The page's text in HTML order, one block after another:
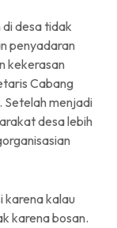
desa tidak
penyadaran
kekerasan
Cabang
Setelah menjadi
desa lebih
karena kalau
karena bosan.